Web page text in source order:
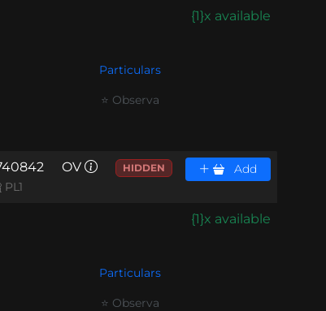
{1}x available
Particulars
⭐ Observa
PL1
OV HIDDEN Add
{1}x available
Particulars
⭐ Observa